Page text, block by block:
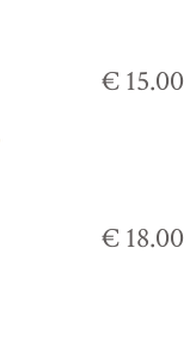
€ 15.00
€ 18.00